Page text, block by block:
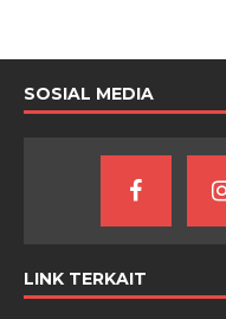
SOSIAL MEDIA
LINK TERKAIT